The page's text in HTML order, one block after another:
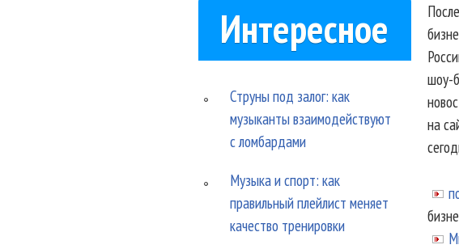
Интересное
Струны под залог: как
музыканты взаимодействуют
с ломбардами
Музыка и спорт: как
правильный плейлист меняет
качество тренировки
шоу-
на